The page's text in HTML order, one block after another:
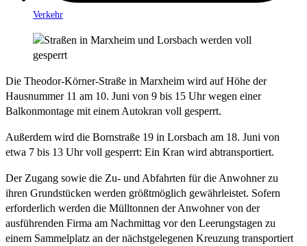
Verkehr
Die Theodor-Körner-Straße in Marxheim wird auf Höhe der
Hausnummer 11 am 10. Juni von 9 bis 15 Uhr wegen einer
Balkonmontage mit einem Autokran voll gesperrt.
Außerdem wird die Bornstraße 19 in Lorsbach am 18. Juni von
etwa 7 bis 13 Uhr voll gesperrt: Ein Kran wird abtransportiert.
Der Zugang sowie die Zu- und Abfahrten für die Anwohner zu
ihren Grundstücken werden größtmöglich gewährleistet. Sofern
erforderlich werden die Mülltonnen der Anwohner von der
ausführenden Firma am Nachmittag vor den Leerungstagen zu
einem Sammelplatz an der nächstgelegenen Kreuzung transportiert